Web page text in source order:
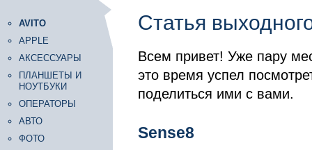
AVITO
APPLE
АКСЕССУАРЫ
ПЛАНШЕТЫ И
НОУТБУКИ
ОПЕРАТОРЫ
АВТО
ФОТО
Статья
Всем привет! Уже пару
это время успел
поделиться ими с вами.
Sense8